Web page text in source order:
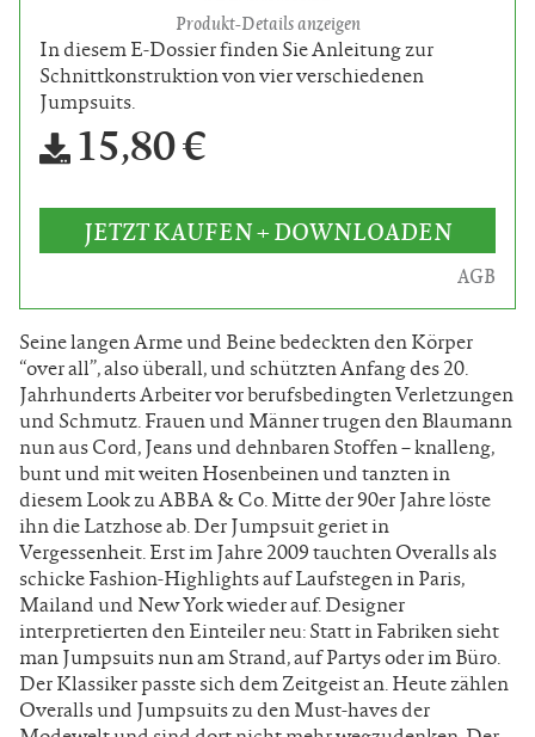
Produkt-Details anzeigen
In diesem E-Dossier finden Sie Anleitung zur
Schnittkonstruktion von vier verschiedenen
Jumpsuits.
15,80 €
JETZT KAUFEN + DOWNLOADEN
AGB
Seine langen Arme und Beine bedeckten den Körper
“over all”, also überall, und schützten Anfang des 20.
Jahrhunderts Arbeiter vor berufsbedingten Verletzungen
und Schmutz. Frauen und Männer trugen den Blaumann
nun aus Cord, Jeans und dehnbaren Stoffen – knalleng,
bunt und mit weiten Hosenbeinen und tanzten in
diesem Look zu ABBA & Co. Mitte der 90er Jahre löste
ihn die Latzhose ab. Der Jumpsuit geriet in
Vergessenheit. Erst im Jahre 2009 tauchten Overalls als
schicke Fashion-Highlights auf Laufstegen in Paris,
Mailand und New York wieder auf. Designer
interpretierten den Einteiler neu: Statt in Fabriken sieht
man Jumpsuits nun am Strand, auf Partys oder im Büro.
Der Klassiker passte sich dem Zeitgeist an. Heute zählen
Overalls und Jumpsuits zu den Must-haves der